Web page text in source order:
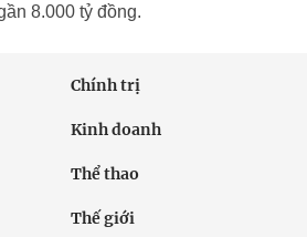
8.000 tỷ đồng.
Chính trị
Kinh doanh
Thể thao
Thế giới